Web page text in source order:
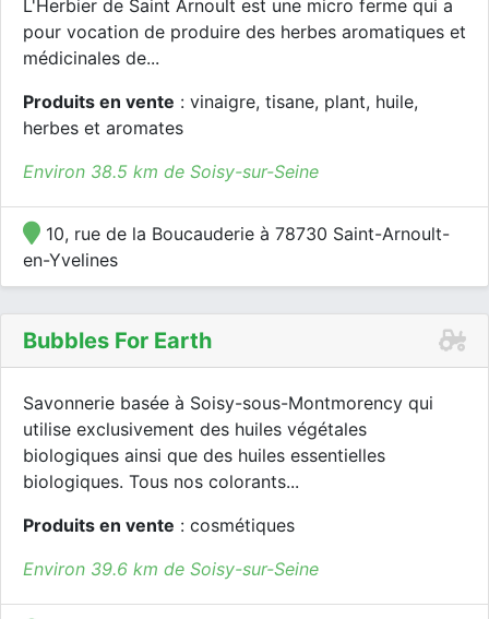
L'Herbier de Saint Arnoult est une micro ferme qui a
pour vocation de produire des herbes aromatiques et
médicinales de...
Produits en vente : vinaigre, tisane, plant, huile,
herbes et aromates
Environ 38.5 km de Soisy-sur-Seine
10, rue de la Boucauderie à 78730 Saint-Arnoult-
en-Yvelines
Bubbles For Earth
Savonnerie basée à Soisy-sous-Montmorency qui
utilise exclusivement des huiles végétales
biologiques ainsi que des huiles essentielles
biologiques. Tous nos colorants...
Produits en vente : cosmétiques
Environ 39.6 km de Soisy-sur-Seine